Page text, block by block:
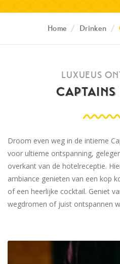
Home / Drinken /
LUXUEUS
Droom even weg in de intieme
voor ultieme ontspanning,
overkant van de hotelreceptie.
ambiance genieten van een kop
of een heerlijke cocktail. Geniet
wegdromen of juist ontspannen